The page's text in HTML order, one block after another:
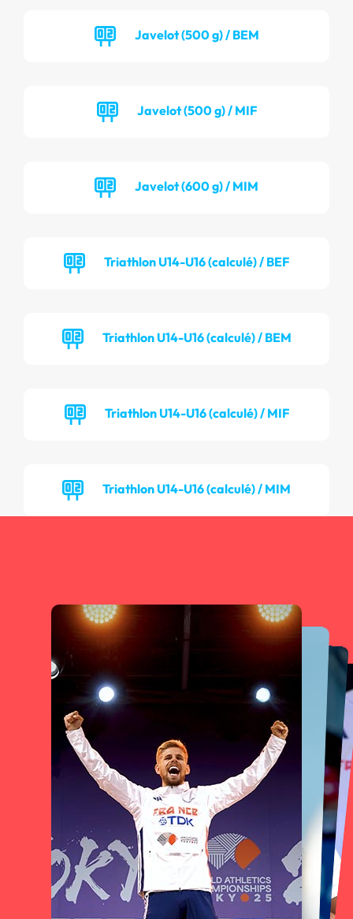
Javelot (500 g) / BEM
Javelot (500 g) / MIF
Javelot (600 g) / MIM
Triathlon U14-U16 (calculé) / BEF
Triathlon U14-U16 (calculé) / BEM
Triathlon U14-U16 (calculé) / MIF
Triathlon U14-U16 (calculé) / MIM